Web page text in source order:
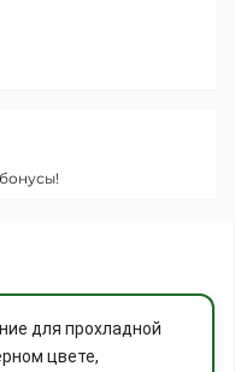
для прохладной
цвете,